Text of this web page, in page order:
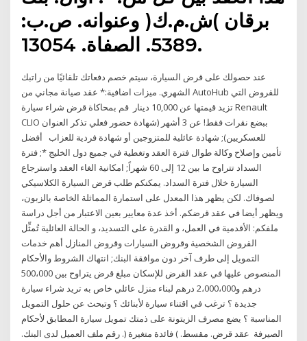
برقان )ش.م.ك( وعنوانه. ص.ب:
5389. الصفاة. 13054.
عند حصولك على قرض السيارة، سيتم خصم دفعاتك تلقائيًا من راتبك
الشهري. ميزات اضافية:* عقد صيانة مجاني من AutoHub للقروض التي
تزيد قيمتها عن 10,000 دينار قم بمحاكاة قرض شراء سيارة Renault
CLIO ببضع نقرات فقط! عن 3 أشهر (شهادة حضور فعلي تذكر العنوان
للعسكريين); شهادة عائلية للمتزوجين أو شهادة فردية للعزاب أفضل
تأمين وإصلاح وكالة طوال فترة العقد وتغطية في جميع دول الخليج *; فترة
السداد تتراوح ما بين 12 إلى 60 شهراً; امكانية الغاء العقد واسترجاع
السيارة خلال فترة السداد. يمكنكم طلب قرض السيارة الكلاسيكي
لصوفاك. لكن يظهر هذا المعدل على استمارة المماثلة الخاصة بالزبون،
ويظهر أيضا في عقد قرضكم. أخذ عدة معايير بعين الاعتبار من أجل دراسة
ملفكم: الأقدمية في العمل، و القدرة على التسديد، و الحالة العائلية تُمثِّل
القروض الشخصية وقروض السيارات وقروض المنازل أهم خدمات
التمويل إلى طرف آخر دون موافقة البنك; انتهاك الشروط والأحكام
المنصوص عليها في عقد القرض للإسكان مبلغ قرض يتراوح بين 500،000
درهم و2،000،000 درهم لبناء منزل عائلي خاص به تريد شراء سيارة
جديدة ؟ ترغب في اقتناء سيارة لأبنائك ؟ وتبحث عن حلول التمويل
المناسبة ؟ يضع مصرف الزيتونة على ذمتك تمويل سيارة المطابق لأحكام
الصيرفة عقد قرض. مقسط. ) فائدة متغيرة (. رقم ملف العميل لدى البنك.